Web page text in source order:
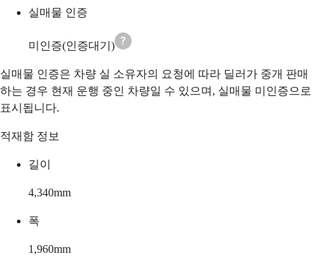
실매물 인증
미인증(인증대기)
실매물 인증은 차량 실 소유자의 요청에 따라 딜러가 중개 판매
하는 경우 현재 운행 중인 차량일 수 있으며, 실매물 미인증으로
표시됩니다.
적재함 정보
길이
4,340mm
폭
1,960mm